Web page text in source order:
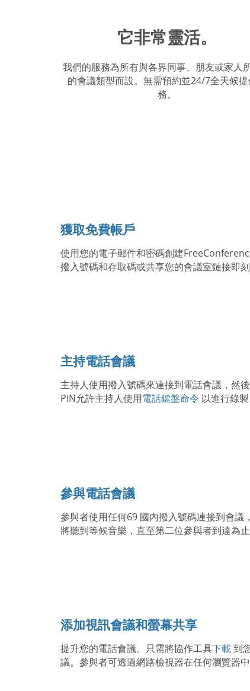
它非常靈活。
我們的服務為所有與各界同事、朋友或家人
的會議類型而設。無需預約並24/7全天候提
務。
獲取免費帳戶
使用您的電子郵件和密碼創建
撥入號碼和存取碼或共享您的會議室鏈接即刻
主持電話會議
主持人使用撥入號碼來連接到電話會議，然
PIN允許主持人使用電話鍵盤命令 以進行錄製
參與電話會議
參與者使用任何69 國內撥入號碼連接到會議
將聽到等候音樂，直至第二位參與者到達為止
添加視訊會議和螢幕共享
提升您的電話會議。只需將協作工具下載到
議。參與者可透過網路檢視器在任何瀏覽器